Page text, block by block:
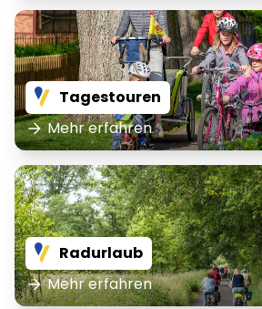
Tagestouren
Mehr erfahren
Radurlaub
Mehr erfahren